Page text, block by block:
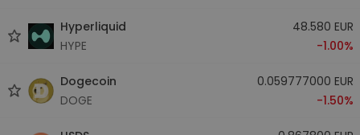
Hyperliquid
HYPE
48.580 EUR
-1.00%
Dogecoin
DOGE
0.059777000 EUR
-1.50%